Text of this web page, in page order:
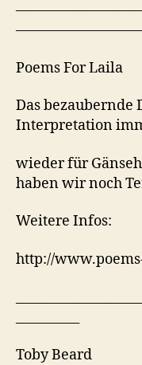
Poems For Laila
Das bezaubernde
Interpretation
wieder für
haben wir noch
Weitere Infos:
http://
Toby Beard